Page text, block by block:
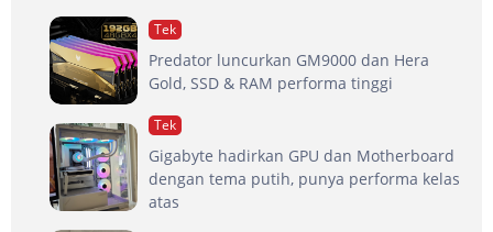
Tek
Predator luncurkan GM9000 dan Hera
Gold, SSD & RAM performa tinggi
Tek
Gigabyte hadirkan GPU dan Motherboard
dengan tema putih, punya performa kelas
atas